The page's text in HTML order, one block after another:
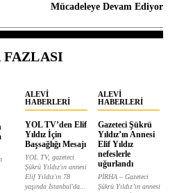
Mücadeleye Devam Ediyor
FAZLASI
ALEVI
HABERLERI
YOL TV’den Elif
Yıldız İçin
Başsağlığı Mesajı
YOL TV, gazeteci
Şükrü Yıldız'ın annesi
Elif Yıldız'ın 78
yaşında İstanbul'da...
ALEVI
HABERLERI
Gazeteci Şükrü
Yıldız’ın Annesi
Elif Yıldız
nefeslerle
uğurlandı
PİRHA – Gazeteci
Şükrü Yıldız’ın annesi